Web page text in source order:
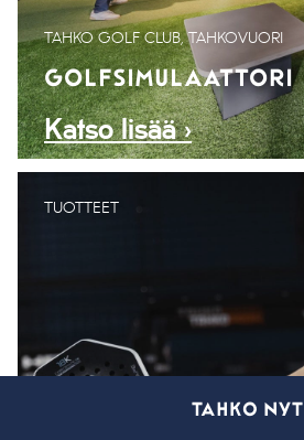
TAHKO NYT
TAHKO GOLF CLUB, TAHKOVUORI
GOLFSIMULAATTORI
Katso lisää ›
TUOTTEET